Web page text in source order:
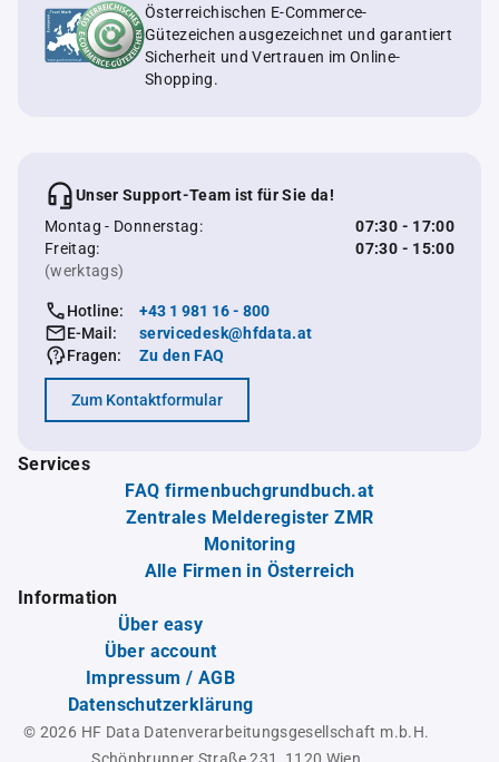
Österreichischen E-Commerce-
Gütezeichen ausgezeichnet und garantiert
Sicherheit und Vertrauen im Online-
Shopping.
Unser Support-Team ist für Sie da!
Montag - Donnerstag:
07:30 - 17:00
Freitag:
07:30 - 15:00
(werktags)
Hotline:
+43 1 981 16 - 800
E-Mail:
servicedesk@hfdata.at
Fragen:
Zu den FAQ
Zum Kontaktformular
Services
FAQ firmenbuchgrundbuch.at
Zentrales Melderegister ZMR
Monitoring
Alle Firmen in Österreich
Information
Über easy
Über account
Impressum / AGB
Datenschutzerklärung
© 2026 HF Data Datenverarbeitungsgesellschaft m.b.H.